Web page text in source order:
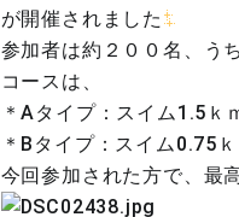
が開催されました
参加者は約２００名、う
コースは、
＊Aタイプ：スイム1.5ｋ
＊Bタイプ：スイム0.75
今回参加された方で、最